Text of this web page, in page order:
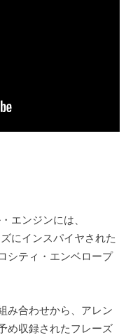
エンジンには、
にインスパイヤされた
シティ・エンベロープ
み合わせから、アレン
め収録されたフレーズ